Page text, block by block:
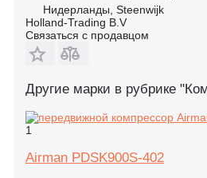
Нидерланды, Steenwijk
Holland-Trading B.V
Связаться с продавцом
Другие марки в рубрике
1
Airman PDSK900S-402